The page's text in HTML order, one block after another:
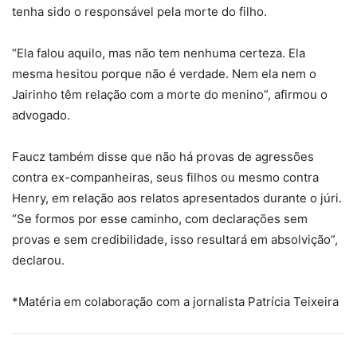
tenha sido o responsável pela morte do filho.
“Ela falou aquilo, mas não tem nenhuma certeza. Ela
mesma hesitou porque não é verdade. Nem ela nem o
Jairinho têm relação com a morte do menino”, afirmou o
advogado.
Faucz também disse que não há provas de agressões
contra ex-companheiras, seus filhos ou mesmo contra
Henry, em relação aos relatos apresentados durante o júri.
“Se formos por esse caminho, com declarações sem
provas e sem credibilidade, isso resultará em absolvição”,
declarou.
*Matéria em colaboração com a jornalista Patrícia Teixeira